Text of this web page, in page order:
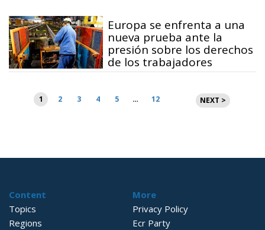
Europa se enfrenta a una
nueva prueba ante la
presión sobre los derechos
de los trabajadores
Paginación
de
1 2 3 4 5 … 12 NEXT >
Content
Topics
Regions
More
Privacy Policy
Ecr Party